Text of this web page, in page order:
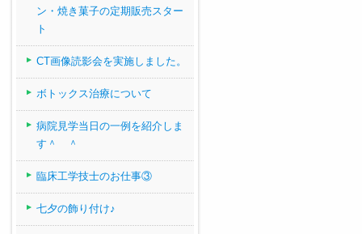
ン・焼き菓子の定期販売スター
ト
CT画像読影会を実施しました。
ボトックス治療について
病院見学当日の一例を紹介しま
す＾ ＾
臨床工学技士のお仕事③
七夕の飾り付け♪